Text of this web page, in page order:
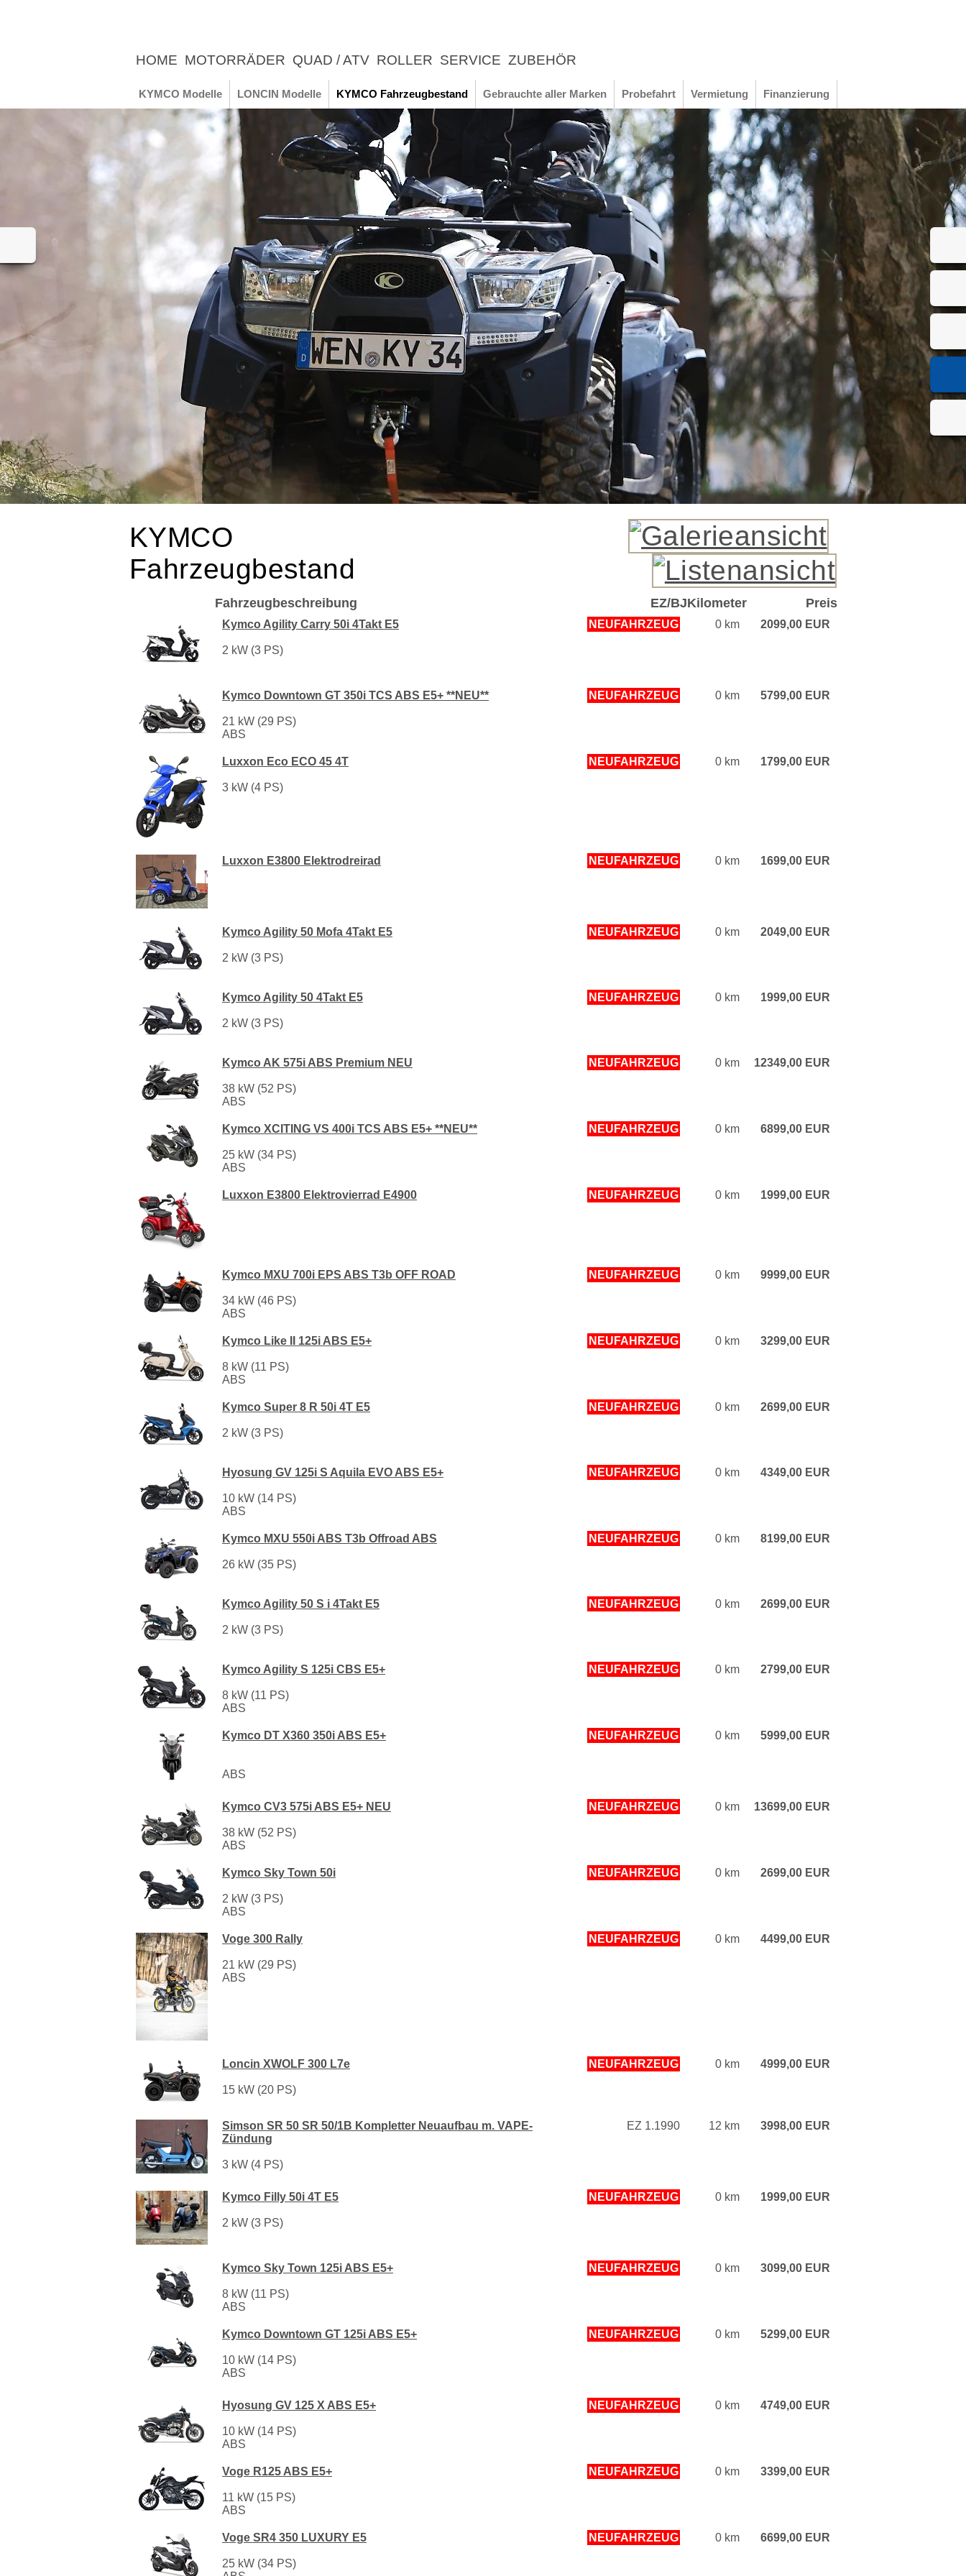
HOME MOTORRÄDER QUAD / ATV ROLLER SERVICE ZUBEHÖR
UNTERNEHMEN
ERLEBNIS
KYMCO Modelle LONCIN Modelle KYMCO Fahrzeugbestand Gebrauchte aller Marken Probefahrt Vermietung Finanzierung
KYMCO
Fahrzeugbestand
Fahrzeugbeschreibung EZ/BJKilometer Preis
Kymco Agility Carry 50i 4Takt E5
2 kW (3 PS)
NEUFAHRZEUG 0 km 2099,00 EUR
Kymco Downtown GT 350i TCS ABS E5+ **NEU**
21 kW (29 PS)
ABS
NEUFAHRZEUG 0 km 5799,00 EUR
Luxxon Eco ECO 45 4T
3 kW (4 PS)
NEUFAHRZEUG 0 km 1799,00 EUR
Luxxon E3800 Elektrodreirad NEUFAHRZEUG 0 km 1699,00 EUR
Kymco Agility 50 Mofa 4Takt E5
2 kW (3 PS)
NEUFAHRZEUG 0 km 2049,00 EUR
Kymco Agility 50 4Takt E5
2 kW (3 PS)
NEUFAHRZEUG 0 km 1999,00 EUR
Kymco AK 575i ABS Premium NEU
38 kW (52 PS)
ABS
NEUFAHRZEUG 0 km 12349,00 EUR
Kymco XCITING VS 400i TCS ABS E5+ **NEU**
25 kW (34 PS)
ABS
NEUFAHRZEUG 0 km 6899,00 EUR
Luxxon E3800 Elektrovierrad E4900 NEUFAHRZEUG 0 km 1999,00 EUR
Kymco MXU 700i EPS ABS T3b OFF ROAD
34 kW (46 PS)
ABS
NEUFAHRZEUG 0 km 9999,00 EUR
Kymco Like II 125i ABS E5+
8 kW (11 PS)
ABS
NEUFAHRZEUG 0 km 3299,00 EUR
Kymco Super 8 R 50i 4T E5
2 kW (3 PS)
NEUFAHRZEUG 0 km 2699,00 EUR
Hyosung GV 125i S Aquila EVO ABS E5+
10 kW (14 PS)
ABS
NEUFAHRZEUG 0 km 4349,00 EUR
Kymco MXU 550i ABS T3b Offroad ABS
26 kW (35 PS)
NEUFAHRZEUG 0 km 8199,00 EUR
Kymco Agility 50 S i 4Takt E5
2 kW (3 PS)
NEUFAHRZEUG 0 km 2699,00 EUR
Kymco Agility S 125i CBS E5+
8 kW (11 PS)
ABS
NEUFAHRZEUG 0 km 2799,00 EUR
Kymco DT X360 350i ABS E5+
ABS
NEUFAHRZEUG 0 km 5999,00 EUR
Kymco CV3 575i ABS E5+ NEU
38 kW (52 PS)
ABS
NEUFAHRZEUG 0 km 13699,00 EUR
Kymco Sky Town 50i
2 kW (3 PS)
ABS
NEUFAHRZEUG 0 km 2699,00 EUR
Voge 300 Rally
21 kW (29 PS)
ABS
NEUFAHRZEUG 0 km 4499,00 EUR
Loncin XWOLF 300 L7e
15 kW (20 PS)
NEUFAHRZEUG 0 km 4999,00 EUR
Simson SR 50 SR 50/1B Kompletter Neuaufbau m. VAPE-
Zündung
3 kW (4 PS)
EZ 1.1990 12 km 3998,00 EUR
Kymco Filly 50i 4T E5
2 kW (3 PS)
NEUFAHRZEUG 0 km 1999,00 EUR
Kymco Sky Town 125i ABS E5+
8 kW (11 PS)
ABS
NEUFAHRZEUG 0 km 3099,00 EUR
Kymco Downtown GT 125i ABS E5+
10 kW (14 PS)
ABS
NEUFAHRZEUG 0 km 5299,00 EUR
Hyosung GV 125 X ABS E5+
10 kW (14 PS)
ABS
NEUFAHRZEUG 0 km 4749,00 EUR
Voge R125 ABS E5+
11 kW (15 PS)
ABS
NEUFAHRZEUG 0 km 3399,00 EUR
Voge SR4 350 LUXURY E5
25 kW (34 PS)
NEUFAHRZEUG 0 km 6699,00 EUR